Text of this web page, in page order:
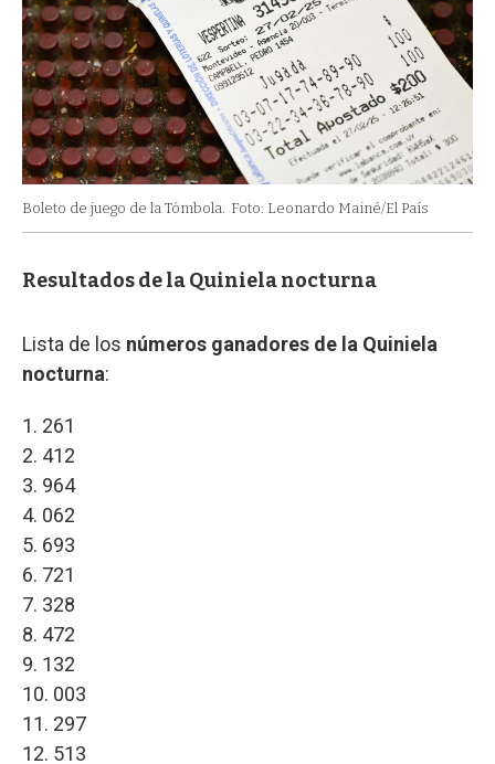
Boleto de juego de la Tómbola. Foto: Leonardo Mainé/El País
Resultados de la Quiniela nocturna
Lista de los números ganadores de la Quiniela
nocturna:
1. 261
2. 412
3. 964
4. 062
5. 693
6. 721
7. 328
8. 472
9. 132
10. 003
11. 297
12. 513